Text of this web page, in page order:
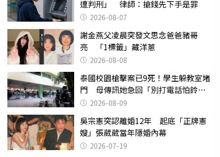
遭判刑」 律師：搶錢先下手是罪
2026-08-07
謝金燕父凌晨突發文思念爸爸豬哥
亮 「1標籤」藏洋蔥
2026-08-08
泰國校園槍擊案已9死！學生躲教室堵
門 母傳訊她急回「別打電話怕鈴
響」2026-08-09
吳宗憲突認離婚12年 起底「正牌憲
嫂」張葳葳當年隱婚內幕
2026-07-19